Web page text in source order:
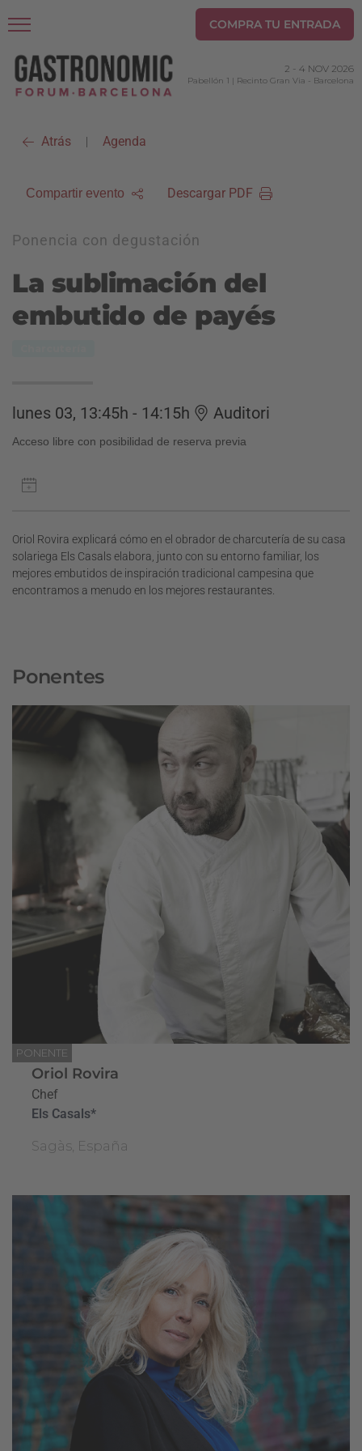
COMPRA TU ENTRADA
2 - 4 NOV 2026
Pabellón 1 | Recinto Gran Via - Barcelona
Atrás | Agenda
Compartir evento Descargar PDF
Ponencia con degustación
La sublimación del
embutido de payés
lunes 03, 13:45h - 14:15h Auditori
Acceso libre con posibilidad de reserva previa
Oriol Rovira explicará cómo en el obrador de charcutería de su casa
solariega Els Casals elabora, junto con su entorno familiar, los
mejores embutidos de inspiración tradicional campesina que
encontramos a menudo en los mejores restaurantes.
Ponentes
PONENTE
Oriol Rovira
Chef
Els Casals*
Sagàs, España